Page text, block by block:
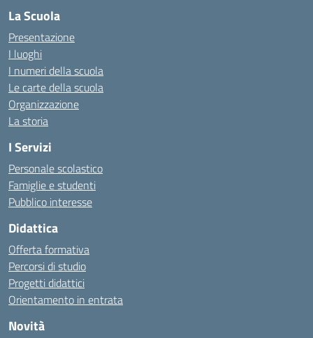
La Scuola
Presentazione
I luoghi
I numeri della scuola
Le carte della scuola
Organizzazione
La storia
I Servizi
Personale scolastico
Famiglie e studenti
Pubblico interesse
Didattica
Offerta formativa
Percorsi di studio
Progetti didattici
Orientamento in entrata
Novità